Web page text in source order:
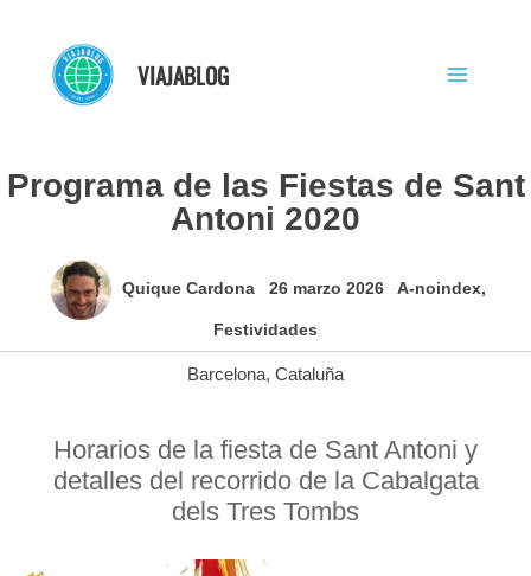
contenido
VIAJABLOG
Programa de las Fiestas de Sant
Antoni 2020
Quique Cardona 26 marzo 2026 A-noindex,
Festividades
Barcelona, Cataluña
Horarios de la fiesta de Sant Antoni y
detalles del recorrido de la Cabalgata
dels Tres Tombs